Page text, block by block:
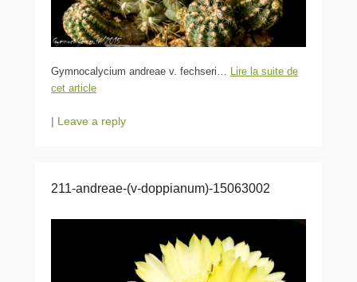
Gymnocalycium andreae v. fechseri… Lire la suite de
cet article
| Leave a reply
211-andreae-(v-doppianum)-15063002